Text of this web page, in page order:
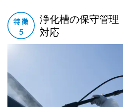
浄化槽の保守管理
対応